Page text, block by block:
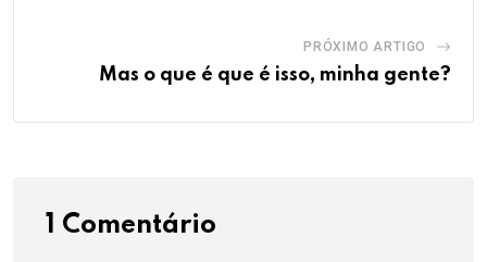
PRÓXIMO ARTIGO
Mas o que é que é isso, minha gente?
1 Comentário